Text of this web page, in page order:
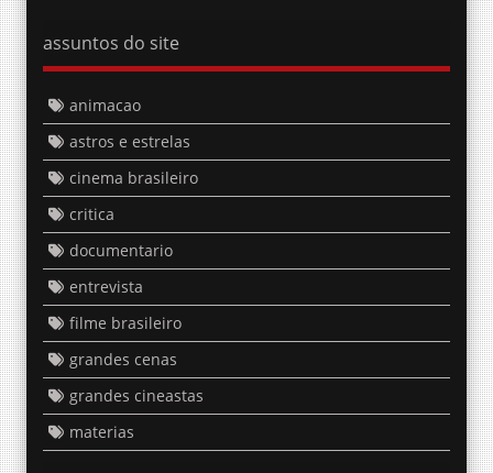
assuntos do site
animacao
astros e estrelas
cinema brasileiro
critica
documentario
entrevista
filme brasileiro
grandes cenas
grandes cineastas
materias